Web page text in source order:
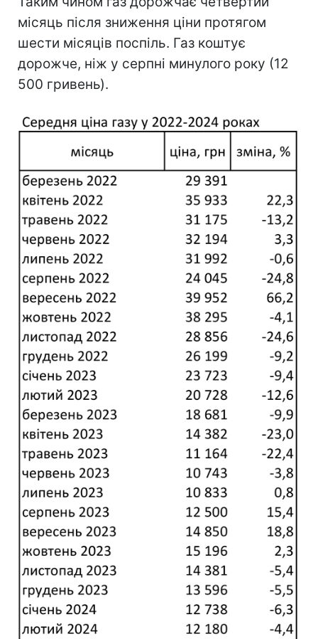
місяць після зниження ціни протягом
шести місяців поспіль. Газ коштує
дорожче, ніж у серпні минулого року (12
500 гривень).